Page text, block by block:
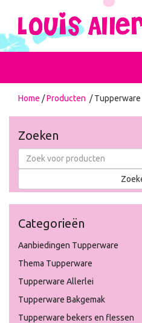
Home /Producten / Tupperware
Zoeken
Categorieën
Aanbiedingen Tupperware
Thema Tupperware
Tupperware Allerlei
Tupperware Bakgemak
Tupperware bekers en flessen